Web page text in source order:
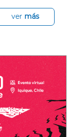
ver más